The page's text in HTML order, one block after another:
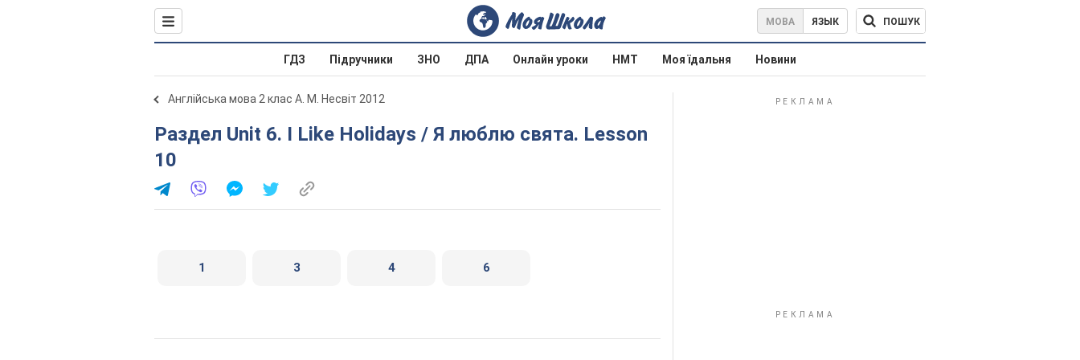
МОВА ЯЗЫК ПОШУК
ГДЗ Підручники ЗНО ДПА Онлайн уроки НМТ Моя їдальня Новини
Англійська мова 2 клас А. М. Несвіт 2012
Раздел Unit 6. I Like Holidays / Я люблю свята. Lesson
10
1 3 4 6